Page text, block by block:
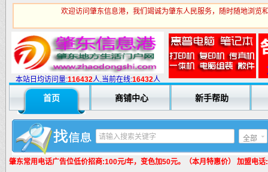
欢迎访问肇东信息港，我们竭诚为肇东人民服务，随时随地浏览
本站日均访问量:116432人,当前在线:16432人
首页 商铺中心 新手帮助
全部
肇东常用电话广告位低价招商:100元/年，变色加50元。（本月特惠价） 加盟电
火警热线:119 急救 中心:120
电业局：95598 7714063
市内电话查询：114
第一医院：120 7714075
人民医院: 7713311
疾控中心:7714108 自来水公司:7791568
机票预订:0455-6987567
职业介绍:招商中
爱心家政:0455-6620919
福逸安老院:0455-2953889
汽车抢修:招商中
通地漏:0455-5980332
法律服务:招商中
婚姻介绍:招商中
婚庆庆典:招商中
快递服务:招商中
专业刷墙:15945980325
纯 净 水:招商中
蛋糕预定:招商中
房产中介:招商中
匪警热线:110
信息台:160
电脑维修:15945066378